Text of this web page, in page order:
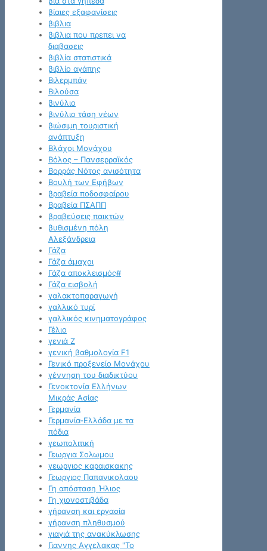
βίαιες εξαφανίσεις
βιβλια
βιβλια που πρεπει να
διαβασεις
βιβλία στατιστικά
βιβλίο αγάπης
Βιλερμπάν
Βιλούσα
βινύλιο
βινύλιο τάση νέων
βιώσιμη τουριστική
ανάπτυξη
Βλάχοι Μονάχου
Βόλος – Πανσερραϊκός
Βορράς Νότος ανισότητα
Βουλή των Εφήβων
βραβεία ποδοσφαίρου
Βραβεία ΠΣΑΠΠ
βραβεύσεις παικτών
βυθισμένη πόλη
Αλεξάνδρεια
Γάζα
Γάζα άμαχοι
Γάζα αποκλεισμός#
Γάζα εισβολή
γαλακτοπαραγωγή
γαλλικό τυρί
γαλλικός κινηματογράφος
Γέλιο
γενιά Z
γενική βαθμολογία F1
Γενικό προξενείο Μονάχου
γέννηση του διαδικτύου
Γενοκτονία Ελλήνων
Μικράς Ασίας
Γερμανία
Γερμανία-Ελλάδα με τα
πόδια
γεωπολιτική
Γεωργια Σολωμου
γεωργιος καραισκακης
Γεωργιος Παπανικολαου
Γη απόσταση Ήλιος
Γη χιονοστιβάδα
γήρανση και εργασία
γήρανση πληθυσμού
γιαγιά της ανακύκλωσης
Γιαννης Αγγελακας "Το